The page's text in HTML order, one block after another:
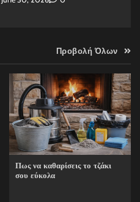
Προβολή Όλων
Πως να καθαρίσεις το τζάκι
σου εύκολα